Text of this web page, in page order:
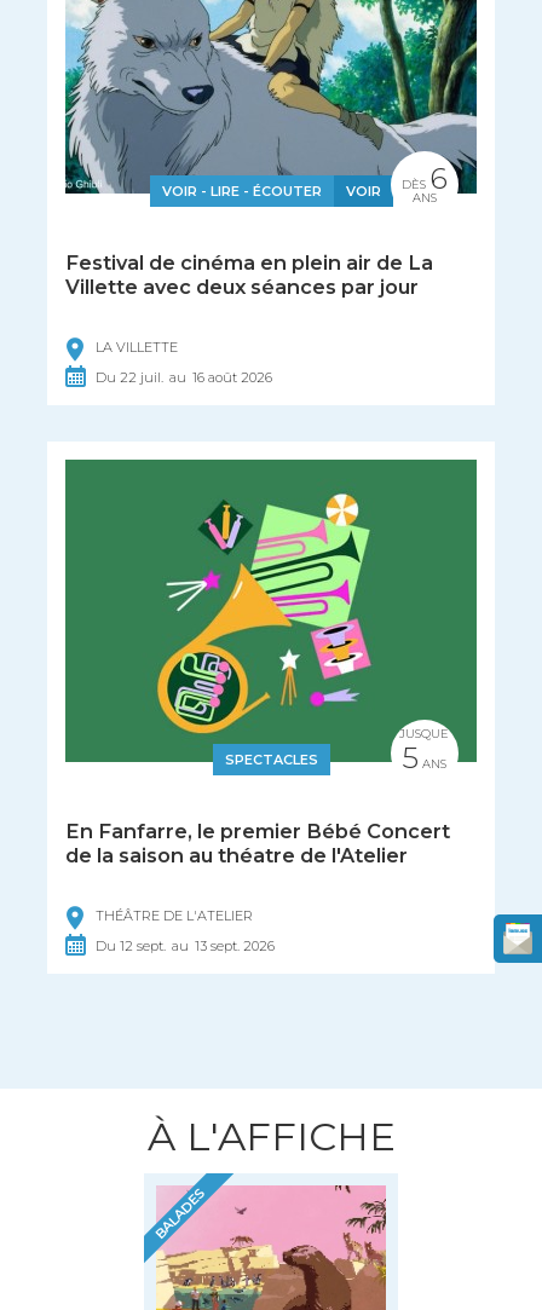
VOIR - LIRE - ÉCOUTER VOIR
Festival de cinéma en plein air de La
Villette avec deux séances par jour
LA VILLETTE
Du22 juil. au 16août 2026
DÈS 6
ANS
SPECTACLES
En Fanfarre, le premier Bébé Concert
de la saison au théatre de l'Atelier
THÉÂTRE DE L'ATELIER
Du12sept. au 13sept. 2026
JUSQUE
5 ANS
À L'AFFICHE
BALADES